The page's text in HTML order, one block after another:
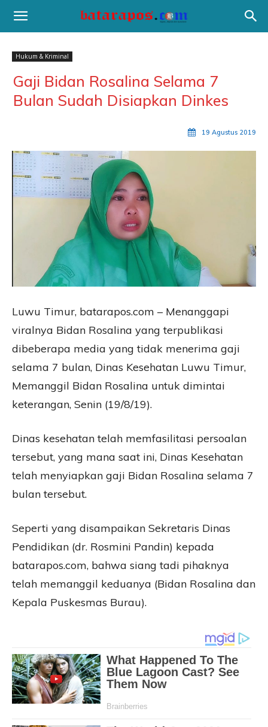
Hukum & Kriminal
Gaji Bidan Rosalina Selama 7
Bulan Sudah Disiapkan Dinkes
19 Agustus 2019
Luwu Timur, batarapos.com – Menanggapi
viralnya Bidan Rosalina yang terpublikasi
dibeberapa media yang tidak menerima gaji
selama 7 bulan, Dinas Kesehatan Luwu Timur,
Memanggil Bidan Rosalina untuk dimintai
keterangan, Senin (19/8/19).
Dinas kesehatan telah memfasilitasi persoalan
tersebut, yang mana saat ini, Dinas Kesehatan
telah menyiapkan gaji Bidan Rosalina selama 7
bulan tersebut.
Seperti yang disampaikan Sekretaris Dinas
Pendidikan (dr. Rosmini Pandin) kepada
batarapos.com, bahwa siang tadi pihaknya
telah memanggil keduanya (Bidan Rosalina dan
Kepala Puskesmas Burau).